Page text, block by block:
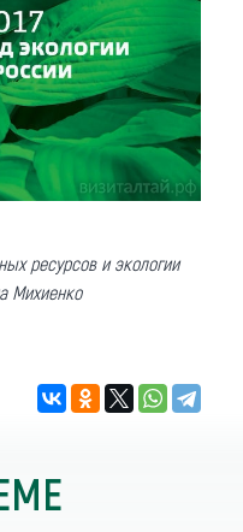
ресурсов и экологии
Михиенко